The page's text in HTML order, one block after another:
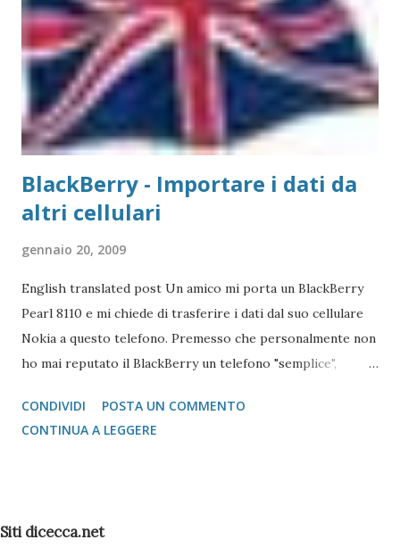
TP-Link, ovvero replicatori di porta USB su Lan, in quanto
non esiste un driver adatto. Detto questo, consideriamo la
stampante che vogliamo collegare al Mac. Il caso che
abbiamo usato nei precedenti post,...
BlackBerry - Importare i dati da
altri cellulari
gennaio 20, 2009
English translated post Un amico mi porta un BlackBerry
Pearl 8110 e mi chiede di trasferire i dati dal suo cellulare
Nokia a questo telefono. Premesso che personalmente non
ho mai reputato il BlackBerry un telefono "semplice",
l'idea di mandare i vcard via bluetooth (come si fa con quasi
tutti i Nokia e Samsung), l'unica alternativa è quella di
Nokia PC Suite 3 - Sincronizzare solo la Rubrica
CONDIVIDI
POSTA UN COMMENTO
CONTINUA A LEGGERE
Siti dicecca.net